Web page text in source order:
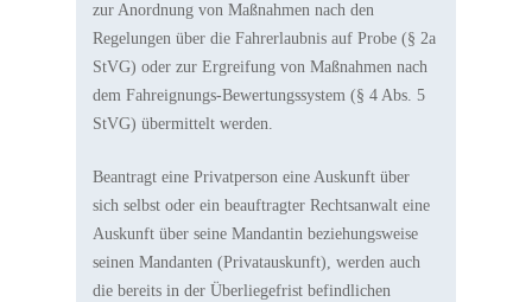
zur Anordnung von Maßnahmen nach den
Regelungen über die Fahrerlaubnis auf Probe (§ 2a
StVG) oder zur Ergreifung von Maßnahmen nach
dem Fahreignungs-Bewertungssystem (§ 4 Abs. 5
StVG) übermittelt werden.
Beantragt eine Privatperson eine Auskunft über
sich selbst oder ein beauftragter Rechtsanwalt eine
Auskunft über seine Mandantin beziehungsweise
seinen Mandanten (Privatauskunft), werden auch
die bereits in der Überliegefrist befindlichen